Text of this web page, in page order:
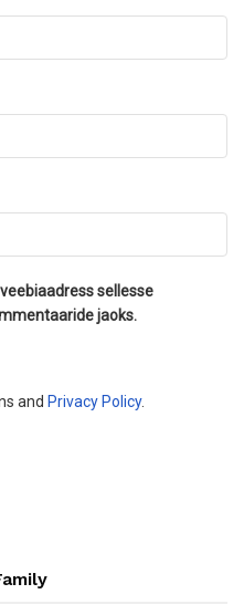
sellesse
jaoks.
and Privacy Policy.